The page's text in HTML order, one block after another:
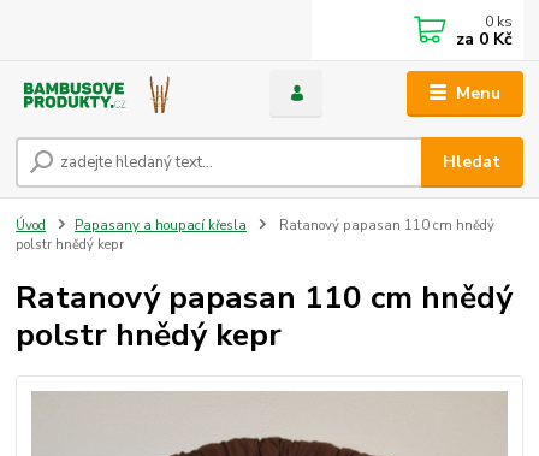
Menu
Hledat
0 ks
za 0 Kč
Úvod Papasany a houpací křesla
Ratanový papasan 110 cm hnědý
polstr hnědý kepr
Ratanový papasan 110 cm hnědý
polstr hnědý kepr